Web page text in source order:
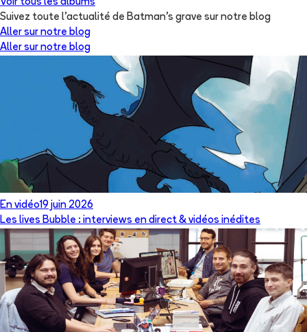
Voir tous les albums
Suivez toute l'actualité de Batman's grave sur notre blog
Aller sur notre blog
Aller sur notre blog
En vidéo19 juin 2026
Les lives Bubble : interviews en direct & vidéos inédites